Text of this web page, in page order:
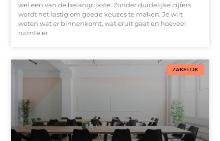
wel een van de belangrijkste. Zonder duidelijke cijfers
wordt het lastig om goede keuzes te maken. Je wilt
weten wat er binnenkomt, wat eruit gaat en hoeveel
ruimte er
ZAKELIJK